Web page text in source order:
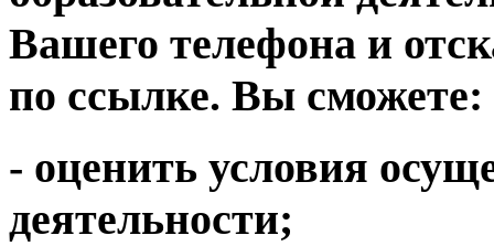
Вашего телефона и
по ссылке. Вы сможете:
- оценить условия
деятельности;